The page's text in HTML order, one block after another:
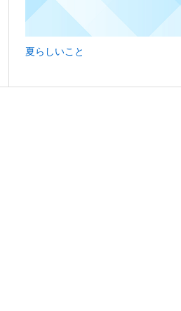
夏らしいこと